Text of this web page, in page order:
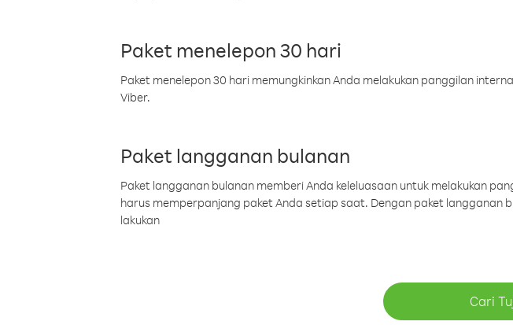
Paket menelepon 30 hari
Paket menelepon 30 hari memungkinkan Anda melakukan panggilan
Viber.
Paket langganan bulanan
Paket langganan bulanan memberi Anda keleluasaan untuk melakukan
harus memperpanjang paket Anda setiap saat. Dengan paket
lakukan
Cari